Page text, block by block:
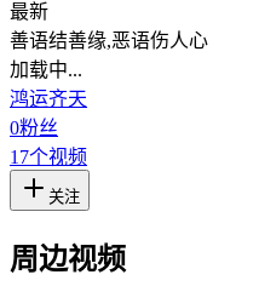
最新
善语结善缘,恶语伤人心
加载中...
鸿运齐天
0粉丝
17个视频
关注
周边视频